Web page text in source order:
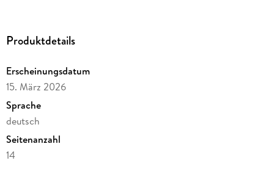
versehen. .
Produktdetails
Erscheinungsdatum
15. März 2026
Sprache
deutsch
Seitenanzahl
14